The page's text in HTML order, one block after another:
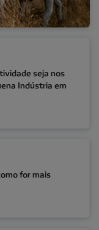
seja nos
Indústria em
for mais